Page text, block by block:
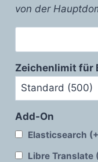
von der
Zeichenlimit für
Add-On
Elasticsearch
Libre Translate